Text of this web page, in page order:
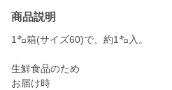
商品説明
1㌔箱(サイズ60)で、約1㌔入。
生鮮食品のため
お届け時